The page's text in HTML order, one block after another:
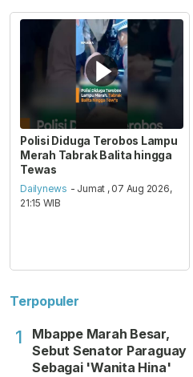
Polisi Diduga Terobos Lampu
Merah Tabrak Balita hingga
Tewas
Dailynews - Jumat , 07 Aug 2026,
21:15 WIB
Terpopuler
1
Mbappe Marah Besar,
Sebut Senator Paraguay
Sebagai 'Wanita Hina'